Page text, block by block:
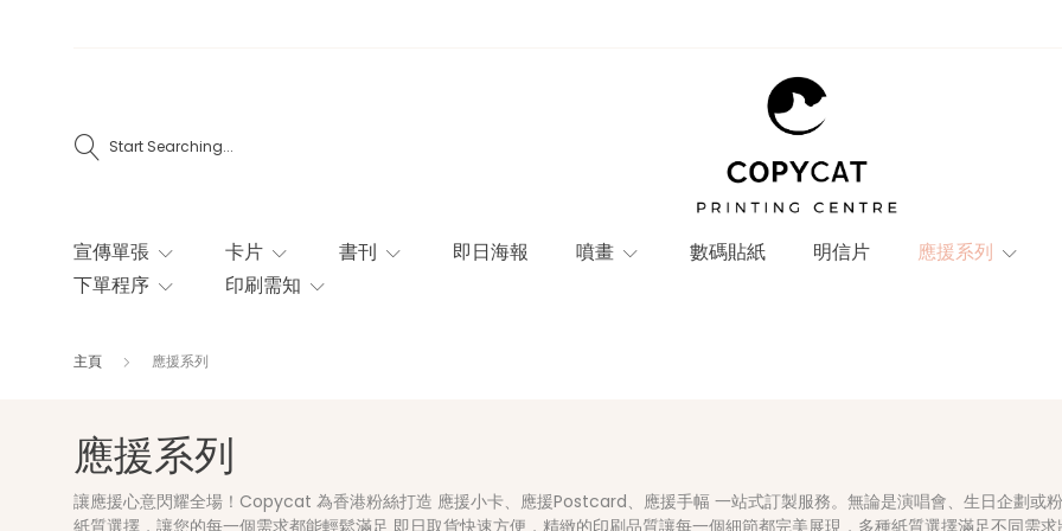
Start Searching...
宣傳單張 卡片 書刊 即日海報 噴畫 數碼貼紙 明信片
應援系列
下單程序
印刷需知
主頁 應援系列
應援系列
讓應援心意閃耀全場！Copycat 為香港粉絲打造 應援小卡、應援Postcard、應援手幅 一站式訂製服務。無論是演唱會、生日企劃或
紙質選擇，讓您的每一個需求都能輕鬆滿足 即日取貨快速方便，精緻的印刷品質讓每一個細節都完美展現，多種紙質選擇滿足不同需